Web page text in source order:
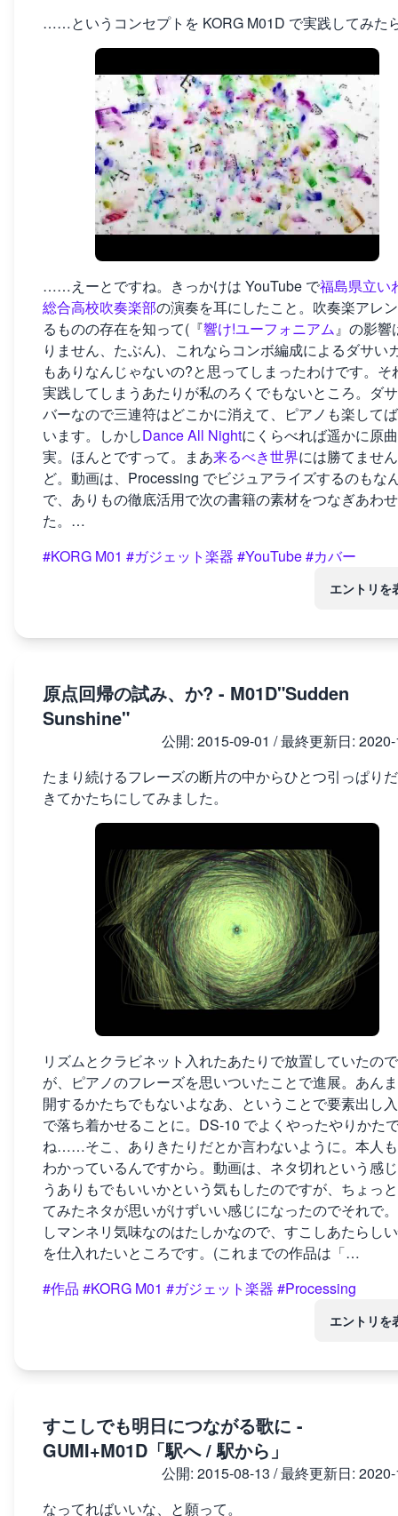
……というコンセプトを KORG M01D で実践してみた
……えーとですね。きっかけは YouTube で福島県立い
総合高校吹奏楽部の演奏を耳にしたこと。吹奏楽アレ
るものの存在を知って(『響け!ユーフォニアム』の影響
りません、たぶん)、これならコンボ編成によるダサい
もありなんじゃないの?と思ってしまったわけです。そ
実践してしまうあたりが私のろくでもないところ。ダ
バーなので三連符はどこかに消えて、ピアノも楽して
います。しかしDance All Nightにくらべれば遥かに原
実。ほんとですって。まあ来るべき世界には勝てませ
ど。動画は、Processing でビジュアライズするのもな
で、ありもの徹底活用で次の書籍の素材をつなぎあわ
た。…
#KORG M01 #ガジェット楽器 #YouTube#カバー
エントリを
原点回帰の試み、か? - M01D"Sudden
Sunshine"
公開: 2015-09-01 / 最終更新日:
たまり続けるフレーズの断片の中からひとつ引っぱり
きてかたちにしてみました。
リズムとクラビネット入れたあたりで放置していたの
が、ピアノのフレーズを思いついたことで進展。あん
開するかたちでもないよなあ、ということで要素出し
で落ち着かせることに。DS-10 でよくやったやりかた
ね……そこ、ありきたりだとか言わないように。本人
わかっているんですから。動画は、ネタ切れという感
うありもでもいいかという気もしたのですが、ちょっ
てみたネタが思いがけずいい感じになったのでそれで
しマンネリ気味なのはたしかなので、すこしあたらし
を仕入れたいところです。(これまでの作品は「…
#作品 #KORG M01 #ガジェット楽器 #Processing
エントリを
すこしでも明日につながる歌に -
GUMI+M01D「駅へ / 駅から」
公開: 2015-08-13 / 最終更新日:
なってればいいな、と願って。